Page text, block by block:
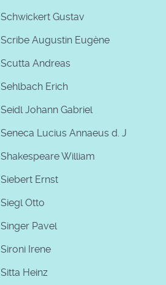
Schwickert Gustav
Scribe Augustin Eugène
Scutta Andreas
Sehlbach Erich
Seidl Johann Gabriel
Seneca Lucius Annaeus d. J
Shakespeare William
Siebert Ernst
Siegl Otto
Singer Pavel
Sironi Irene
Sitta Heinz